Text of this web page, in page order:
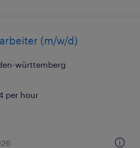
(m/w/d)
württemberg
per hour